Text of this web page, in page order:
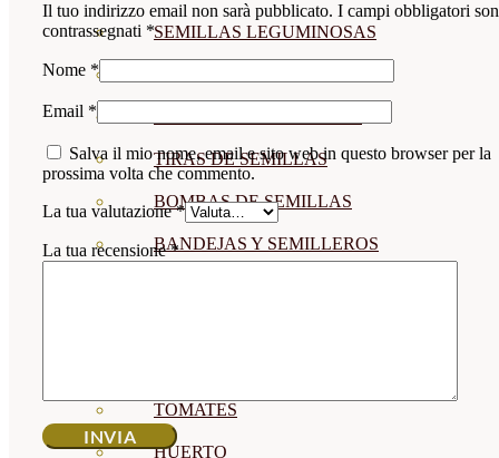
SEMILLAS LEGUMINOSAS
TIRAS DE SEMILLAS
BOMBAS DE SEMILLAS
BANDEJAS Y SEMILLEROS
TOMATES
HUERTO
Il tuo indirizzo email non sarà pubblicato. I campi obbligatori
contrassegnati *
Nome *
Email *
Salva il mio nome, email e sito web in questo browser per la
prossima volta che commento.
La tua valutazione*
La tua recensione*